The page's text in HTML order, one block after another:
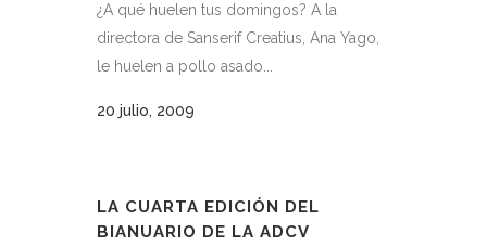
¿A qué huelen tus domingos? A la
directora de Sanserif Creatius, Ana Yago,
le huelen a pollo asado...
20 julio, 2009
LA CUARTA EDICIÓN DEL
BIANUARIO DE LA ADCV